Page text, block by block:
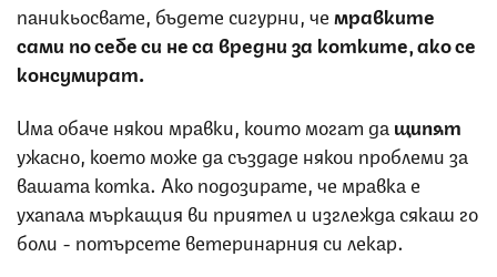
паникьосвате, бъдете сигурни, чемравките
сами по себе си не са вредни за котките, ако се
консумират.
Има обаче някои мравки, които могат да щипят
ужасно, което може да създаде някои проблеми за
вашата котка. Ако подозирате, че мравка е
ухапала мъркащия ви приятел и изглежда сякаш го
боли - потърсете ветеринарния си лекар.